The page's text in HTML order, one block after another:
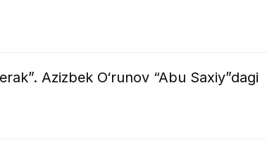
Azizbek O‘runov “Abu Saxiy”dagi